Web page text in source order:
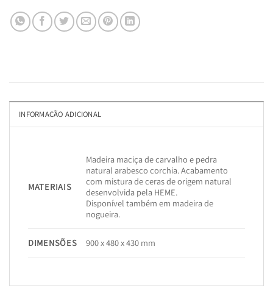
INFORMAÇÃO ADICIONAL
MATERIAIS
Madeira maciça de carvalho e pedra
natural arabesco corchia. Acabamento
com mistura de ceras de origem natural
desenvolvida pela HEME.
Disponível também em madeira de
nogueira.
DIMENSÕES 900 x 480 x 430 mm